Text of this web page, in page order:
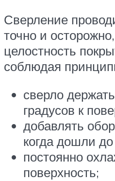
Сверление
точно и
целостность
соблюдая
сверло
градусов к
добавлять
когда дошли до
постоянно
поверхность;